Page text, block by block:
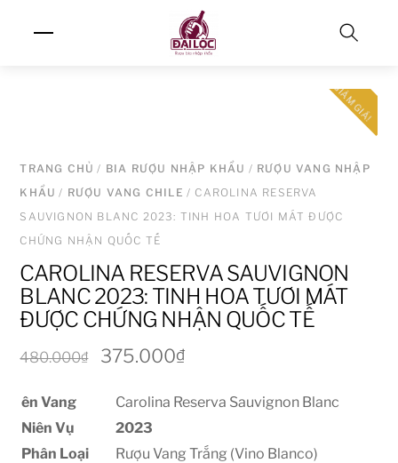
Menu
GIẢM GIÁ!
TRANG CHỦ / BIA RƯỢU NHẬP KHẨU / RƯỢU VANG NHẬP
KHẨU / RƯỢU VANG CHILE / CAROLINA RESERVA
SAUVIGNON BLANC 2023: TINH HOA TƯƠI MÁT ĐƯỢC
CHỨNG NHẬN QUỐC TẾ
CAROLINA RESERVA SAUVIGNON
BLANC 2023: TINH HOA TƯƠI MÁT
ĐƯỢC CHỨNG NHẬN QUỐC TẾ
480.000₫
Giá
là:
480.000₫.
375.000₫Giá
tại
375.000₫.
ên Vang
Carolina Reserva Sauvignon Blanc
Niên Vụ
2023
Phân Loại
Rượu Vang Trắng (Vino Blanco)